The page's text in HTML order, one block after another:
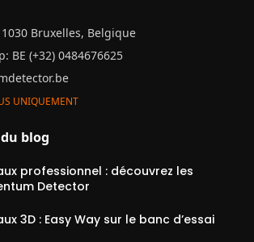
Bruxelles, Belgique
BE (+32) 0484676625
UNIQUEMENT
blog
professionnel : découvrez les
Detector
3D : Easy Way sur le banc d’essai